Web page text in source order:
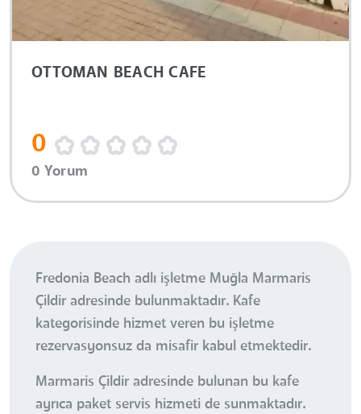
OTTOMAN BEACH CAFE
0
0 Yorum
Fredonia Beach adlı işletme Muğla Marmaris
Çildir adresinde bulunmaktadır. Kafe
kategorisinde hizmet veren bu işletme
rezervasyonsuz da misafir kabul etmektedir.
Marmaris Çildir adresinde bulunan bu kafe
ayrıca paket servis hizmeti de sunmaktadır.